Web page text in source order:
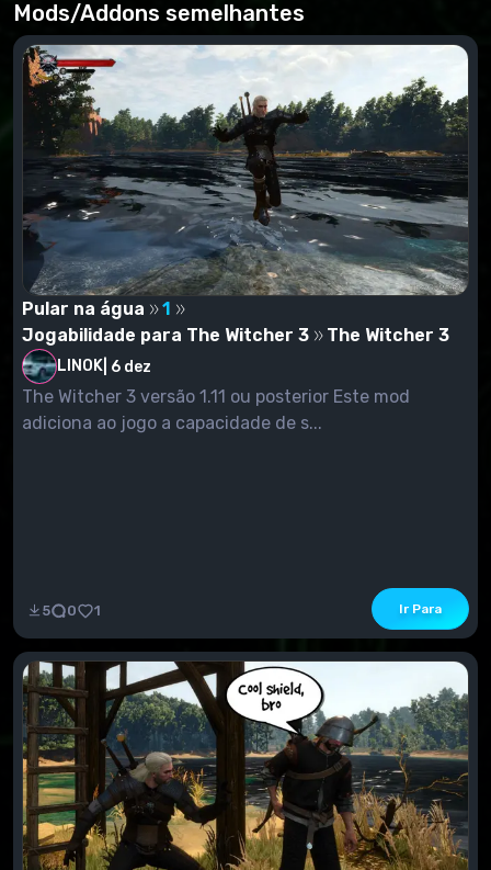
nesta página
Mods/Addons semelhantes
Pular na água
1
Jogabilidade para The Witcher 3
The Witcher 3
LINOK 6 dez
The Witcher 3 versão 1.11 ou posterior Este mod
adiciona ao jogo a capacidade de s...
5 0 1 Ir Para